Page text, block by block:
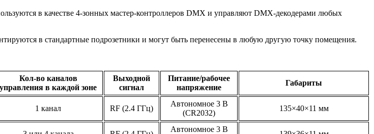
в качестве 4-зонных мастер-контроллеров DMX и управляют DMX-декодерами любых
в стандартные подрозетники и могут быть перенесены в любую другую точку помещения.
Кол-во каналов
управления в каждой зоне
Выходной
сигнал
Питание/рабочее
напряжение
Габариты
1 канал RF (2.4 ГГц)
Автономное 3 В
(CR2032)
135×40×11 мм
Автономное 3 В